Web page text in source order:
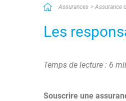
Assurances Assurance
Les
Temps de lecture : 6
Souscrire une